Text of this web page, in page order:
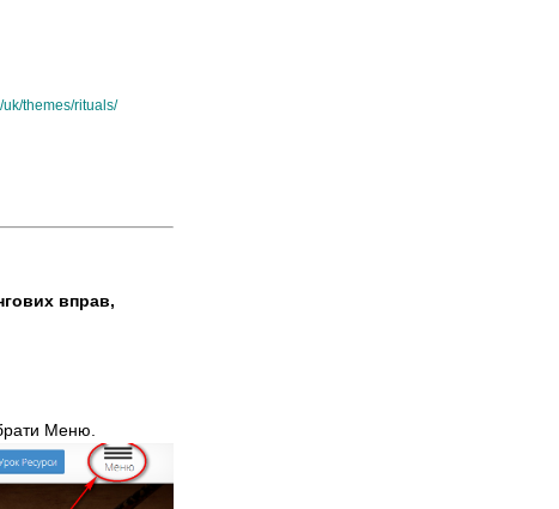
themes/rituals/
вправ,
Меню.